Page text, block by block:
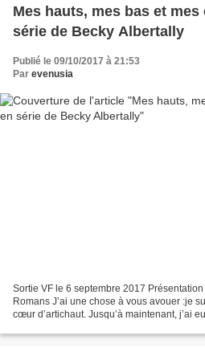
Mes hauts, mes bas et
série de Becky Albertally
Publié le 09/10/2017 à 21:53
Par evenusia
Sortie VF le 6 septembre 2017
Romans J’ai une chose à vous avouer :je
cœur d’artichaut. Jusqu’à maintenant, j’ai